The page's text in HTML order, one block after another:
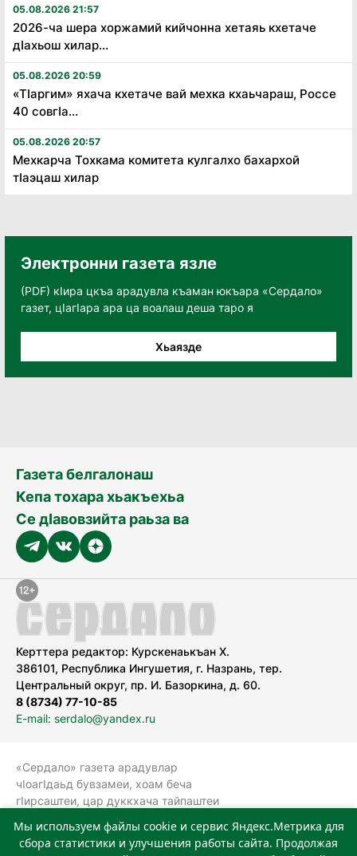
05.08.2026 21:57
2026-ча шера хоржамий кийчонна хетаяь кхетаче
дӏахьош хилар...
05.08.2026 20:59
«Тӏаргим» яхача кхетаче вай мехка кхаьчараш, Россе
40 совгӏа...
05.08.2026 20:57
Мехкарча Тохкама комитета кулгалхо бахархой
тӏаэцаш хилар
Электронни газета язле
(PDF) кӀира цкъа арадувла къаман юкъара «Сердало»
газет, цӀагӀара ара ца воалаш деша таро я
Хьаязде
Газета белгалонаш
Кепа тохара хьакъехьа
Се дӀавовзийта раьза ва
Керттера редактор: Курскенаькъан Х.
386101, Республика Ингушетия, г. Назрань, тер.
Центральный округ, пр. И. Базоркина, д. 60.
8 (8734) 77-10-85
E-mail: serdalo@yandex.ru
«Сердало» газета арадувлар
чIоагIдаьд бувзамеи, хоам беча
гIирсаштеи, цар дуккхача тайпаштеи
болхлоша (Роскомнадзор).
Реестровая запись СМИ: ЭЛ № ФС 77-
Мы используем файлы cookie и сервис Яндекс.Метрика для
сбора статистики и улучшения работы сайта. Продолжая